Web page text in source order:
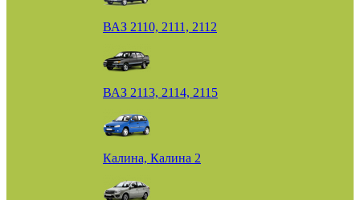
ВАЗ 2110, 2111, 2112
ВАЗ 2113, 2114, 2115
Калина, Калина 2